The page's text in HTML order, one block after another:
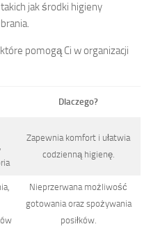
jak środki higieny
pomogą Ci w organizacji
Dlaczego?
Zapewnia komfort i ułatwia
codzienną higienę.
Nieprzerwana możliwość
gotowania oraz spożywania
posiłków.